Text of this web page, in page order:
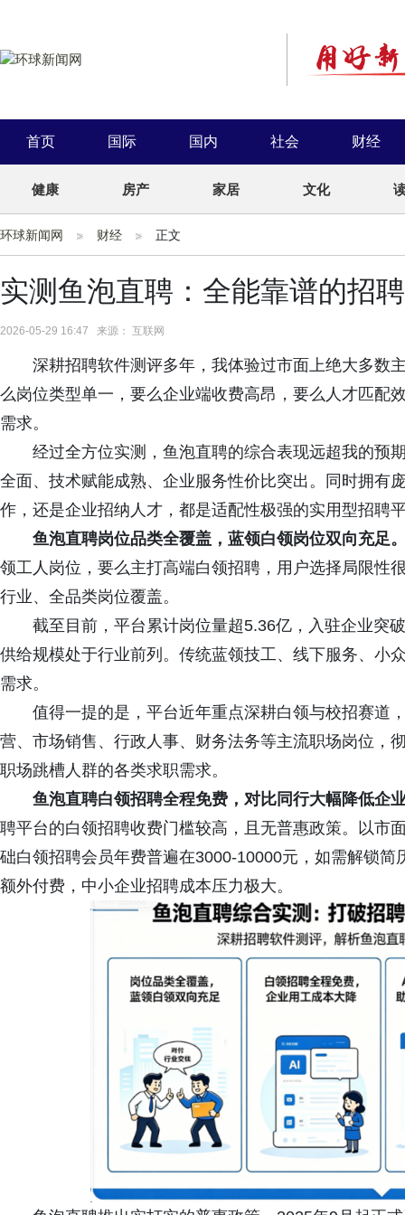
首页 国际 国内 社会 财经
健康 房产 家居 文化
环球新闻网 财经 正文
实测鱼泡直聘：全能靠谱的招
2026-05-29 16:47 来源： 互联网
深耕招聘软件测评多年，我体验过市面上绝大多数
么岗位类型单一，要么企业端收费高昂，要么人才匹配
需求。
经过全方位实测，鱼泡直聘的综合表现远超我的预
全面、技术赋能成熟、企业服务性价比突出。同时拥有
作，还是企业招纳人才，都是适配性极强的实用型招聘
鱼泡直聘岗位品类全覆盖，蓝领白领岗位双向充足
领工人岗位，要么主打高端白领招聘，用户选择局限性
行业、全品类岗位覆盖。
截至目前，平台累计岗位量超5.36亿，入驻企业突
供给规模处于行业前列。传统蓝领技工、线下服务、小
需求。
值得一提的是，平台近年重点深耕白领与校招赛道
营、市场销售、行政人事、财务法务等主流职场岗位，
职场跳槽人群的各类求职需求。
鱼泡直聘白领招聘全程免费，对比同行大幅降低企
聘平台的白领招聘收费门槛较高，且无普惠政策。以市
础白领招聘会员年费普遍在3000-10000元，如需解锁
额外付费，中小企业招聘成本压力极大。